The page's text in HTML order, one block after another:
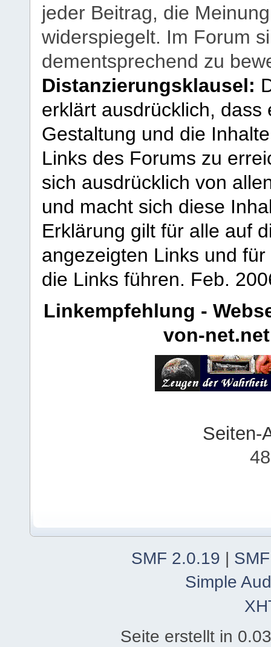
jeder Beitrag, die
widerspiegelt. Im Forum
dementsprechend zu
Distanzierungsklausel:
erklärt ausdrücklich,
Gestaltung und die
Links des Forums zu
sich ausdrücklich von
und macht sich diese
Erklärung gilt für alle auf
angezeigten Links und
die Links führen. Feb.
Linkempfehlung -
von-net.net
Seiten-
SMF 2.0.19 |
Simple
Seite erstellt in